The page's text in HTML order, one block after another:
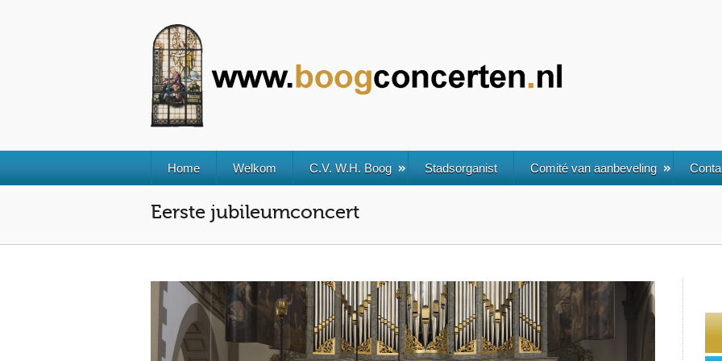
Home Welkom C.V. W.H. Boog Stadsorganist Comité van aanbeveling
Eerste jubileumconcert